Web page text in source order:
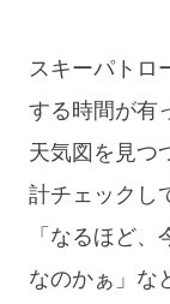
スキーパトロ
する時間が有
天気図を見つ
計チェックし
「なるほど
なのかぁ」な